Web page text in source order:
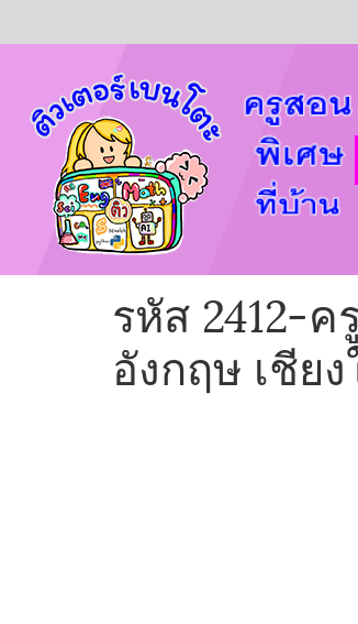
รหัส 2412-
อังกฤษ เชีย